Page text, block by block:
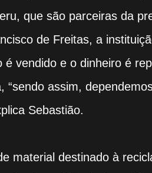
que são parceiras da
de Freitas, a
vendido e o dinheiro é
assim,
Sebastião.
material destinado à